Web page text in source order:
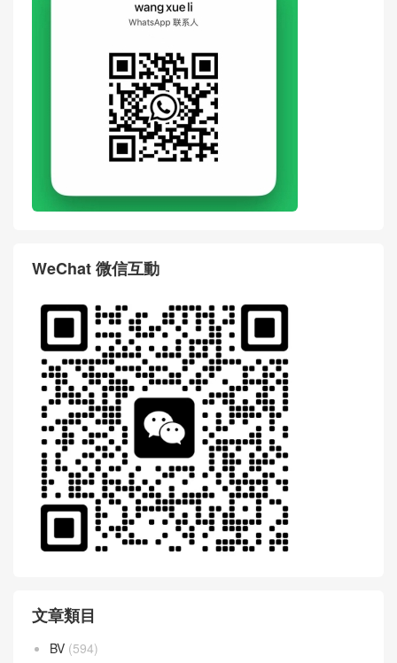
WeChat 微信互動
文章類目
BV (594)